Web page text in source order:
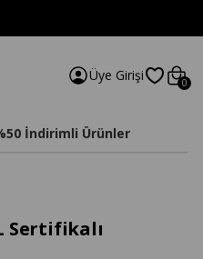
Üye Girişi 0
İndirimli Ürünler
Sertifikalı